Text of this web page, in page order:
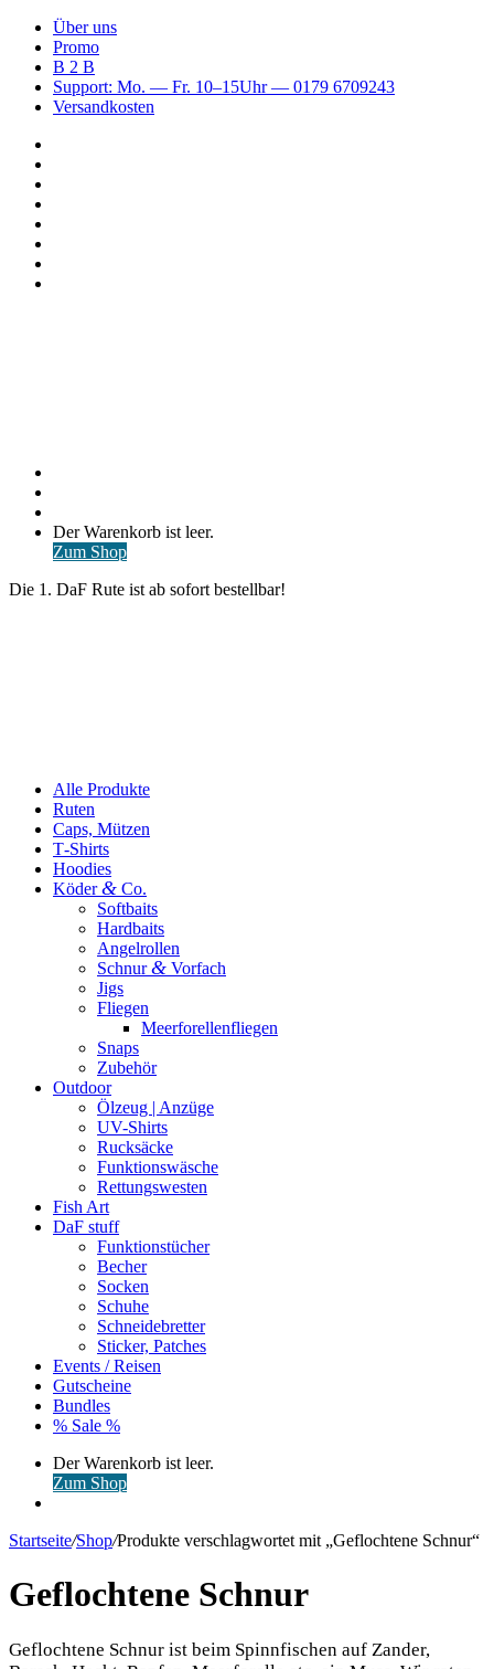
Über uns
Promo
B 2 B
Support: Mo. — Fr. 10–15Uhr — 0179 6709243
Versandkosten
Warenkorb
ansehen
Der Warenkorb ist leer.
Zum Shop
Die 1. DaF Rute ist ab sofort bestellbar!
Alle Produkte
Ruten
Caps, Mützen
T‑Shirts
Hoodies
Köder& Co.
Softbaits
Hardbaits
Angelrollen
Schnur& Vorfach
Jigs
Fliegen
Meerforellenfliegen
Snaps
Zubehör
Outdoor
Ölzeug | Anzüge
UV-Shirts
Rucksäcke
Funktionswäsche
Rettungswesten
Fish Art
DaF stuff
Funktionstücher
Becher
Socken
Schuhe
Schneidebretter
Sticker, Patches
Events / Reisen
Gutscheine
Bundles
% Sale %
Warenkorb
ansehen
Der Warenkorb ist leer.
Zum Shop
Startseite/Shop/Produkte verschlagwortet mit „Geflochtene Schnur“
Geflochtene Schnur
Gefloch­te­ne Schnur ist beim Spinn­fi­schen auf Zan­der,